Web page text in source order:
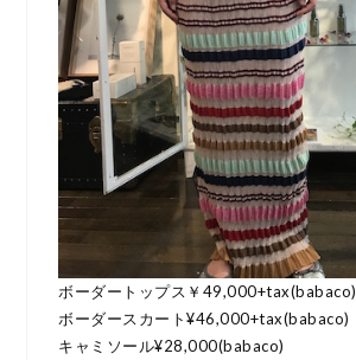
ボーダートップス￥49,000+tax(babaco)
ボーダースカート¥46,000+tax(babaco)
キャミソール¥28,000(babaco)